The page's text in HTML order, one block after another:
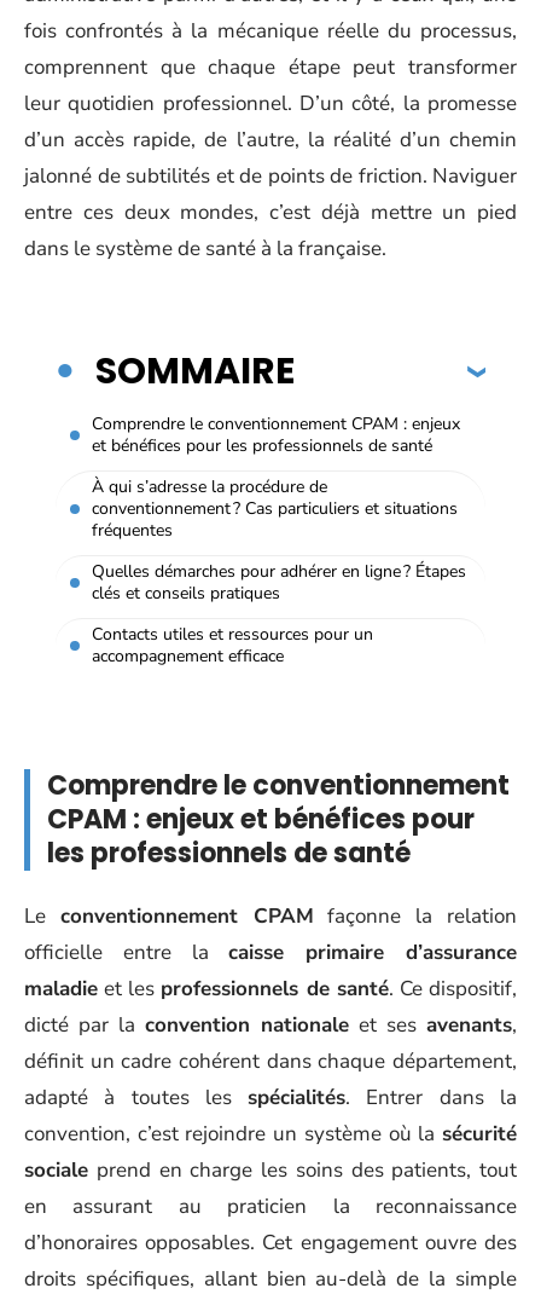
fois confrontés à la mécanique réelle du processus,
comprennent que chaque étape peut transformer
leur quotidien professionnel. D’un côté, la promesse
d’un accès rapide, de l’autre, la réalité d’un chemin
jalonné de subtilités et de points de friction. Naviguer
entre ces deux mondes, c’est déjà mettre un pied
dans le système de santé à la française.
SOMMAIRE
Comprendre le conventionnement CPAM : enjeux
et bénéfices pour les professionnels de santé
À qui s’adresse la procédure de
conventionnement ? Cas particuliers et situations
fréquentes
Quelles démarches pour adhérer en ligne ? Étapes
clés et conseils pratiques
Contacts utiles et ressources pour un
accompagnement efficace
Comprendre le conventionnement
CPAM : enjeux et bénéfices pour
les professionnels de santé
Le conventionnement CPAM façonne la relation
officielle entre lacaisse primaire d’assurance
maladie et les professionnels de santé. Ce dispositif,
dicté par la convention nationale et ses avenants,
définit un cadre cohérent dans chaque département,
adapté à toutes les spécialités. Entrer dans la
convention, c’est rejoindre un système où la sécurité
sociale prend en charge les soins des patients, tout
en assurant au praticien la reconnaissance
d’honoraires opposables. Cet engagement ouvre des
droits spécifiques, allant bien au-delà de la simple